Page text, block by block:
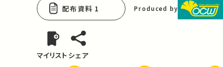
配布資料 1 Produced by
マイリスト シェア